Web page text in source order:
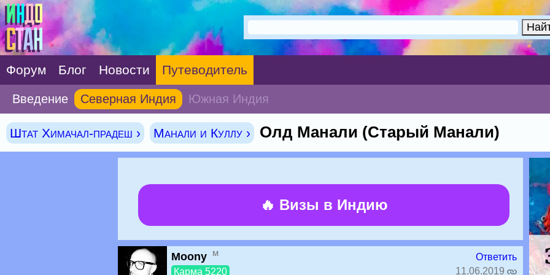
Форум Блог Новости Путеводитель
Введение Северная Индия Южная Индия
Штат Химачал-прадеш › Манали и Куллу › Олд Манали (Старый Манали)
🔥 Визы в Индию
Moony м
Карма 5220
Ответить
11.06.2019